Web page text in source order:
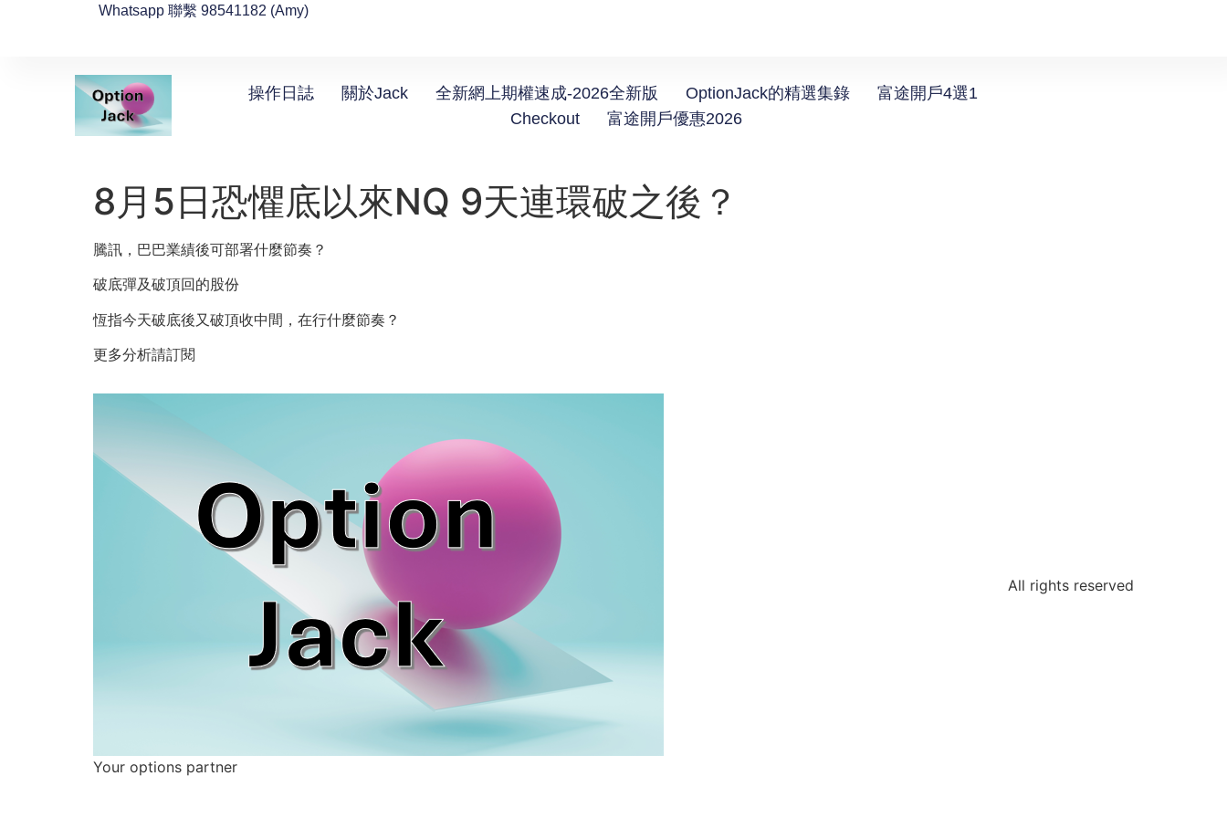
Whatsapp 聯繫 98541182 (Amy)
操作日誌 關於Jack 全新網上期權速成-2026全新版 OptionJack的精選集錄
富途開戶4選1
Checkout
富途開戶優惠2026
8月5日恐懼底以來NQ 9天連環破之後？
騰訊，巴巴業績後可部署什麼節奏？
破底彈及破頂回的股份
恆指今天破底後又破頂收中間，在行什麼節奏？
更多分析請訂閱
Your options partner
All rights reserved